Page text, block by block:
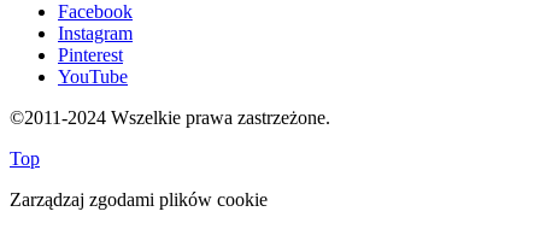
Facebook
Instagram
Pinterest
YouTube
©2011-2024 Wszelkie prawa zastrzeżone.
Top
Zarządzaj zgodami plików cookie